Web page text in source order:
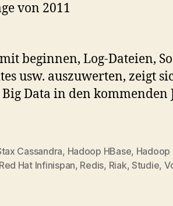
von 2011
beginnen, Log-Dateien,
usw. auszuwerten, zeigt
Data in den kommenden
Cassandra, Hadoop HBase, Hadoop
Red Hat Infinispan, Redis, Riak, Studie,